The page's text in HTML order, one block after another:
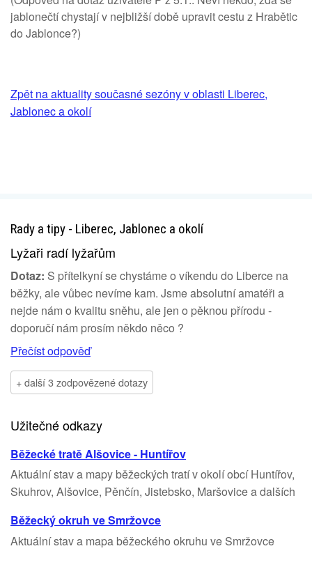
jablonečtí chystají v nejbližší době upravit cestu z Hrabětic
do Jablonce?)
Zpět na aktuality současné sezóny v oblasti Liberec,
Jablonec a okolí
Rady a tipy - Liberec, Jablonec a okolí
Lyžaři radí lyžařům
Dotaz: S přítelkyní se chystáme o víkendu do Liberce na
běžky, ale vůbec nevíme kam. Jsme absolutní amatéři a
nejde nám o kvalitu sněhu, ale jen o pěknou přírodu -
doporučí nám prosím někdo něco ?
Přečíst odpověď
+ další 3 zodpovězené dotazy
Užitečné odkazy
Běžecké tratě Alšovice - Huntířov
Aktuální stav a mapy běžeckých tratí v okolí obcí Huntířov,
Skuhrov, Alšovice, Pěnčín, Jistebsko, Maršovice a dalších
Běžecký okruh ve Smržovce
Aktuální stav a mapa běžeckého okruhu ve Smržovce